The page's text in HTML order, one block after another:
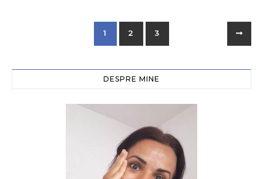
1 2 3
DESPRE MINE